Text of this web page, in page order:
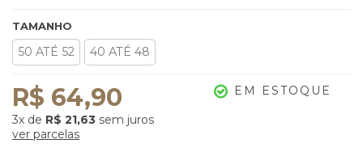
TAMANHO
50 ATÉ 52 40 ATÉ 48
R$ 64,90
3x de R$ 21,63 sem juros
ver parcelas
EM ESTOQUE